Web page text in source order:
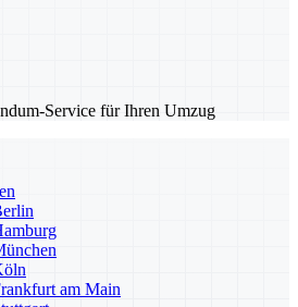
Service für Ihren Umzug
am Main